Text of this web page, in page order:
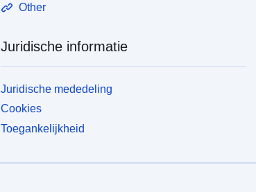
Other
Juridische informatie
Juridische mededeling
Cookies
Toegankelijkheid